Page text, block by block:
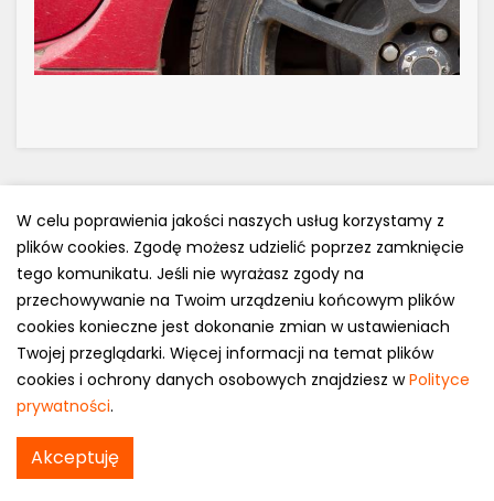
Polityka prywatności
e-mail: kontakt@opony.com.pl
Copyright © 2000-2023 Opony.com.pl
W celu poprawienia jakości naszych usług korzystamy z
plików cookies. Zgodę możesz udzielić poprzez zamknięcie
tego komunikatu. Jeśli nie wyrażasz zgody na
przechowywanie na Twoim urządzeniu końcowym plików
cookies konieczne jest dokonanie zmian w ustawieniach
Twojej przeglądarki. Więcej informacji na temat plików
cookies i ochrony danych osobowych znajdziesz wPolityce
prywatności.
Akceptuję